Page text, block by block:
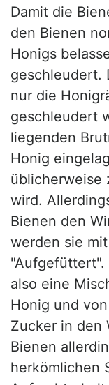
Damit die
den Bienen
Honigs
geschleudert.
nur die
geschleudert
liegenden
Honig
üblicherweise
wird.
Bienen den
werden sie
"Aufgefüttert".
also eine
Honig und
Zucker in den
Bienen
herkömlichen